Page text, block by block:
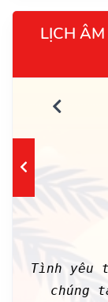
LỊCH
Tình yêu
chúng